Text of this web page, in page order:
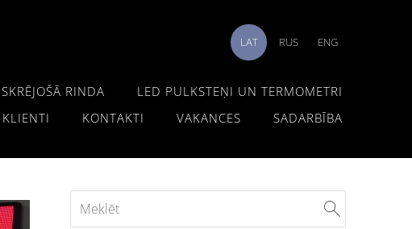
RINDA
LED PULKSTEŅI UN TERMOMETRI
KONTAKTI VAKANCES SADARBĪBA
LAT RUS ENG